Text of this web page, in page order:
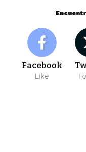
Facebook
Like